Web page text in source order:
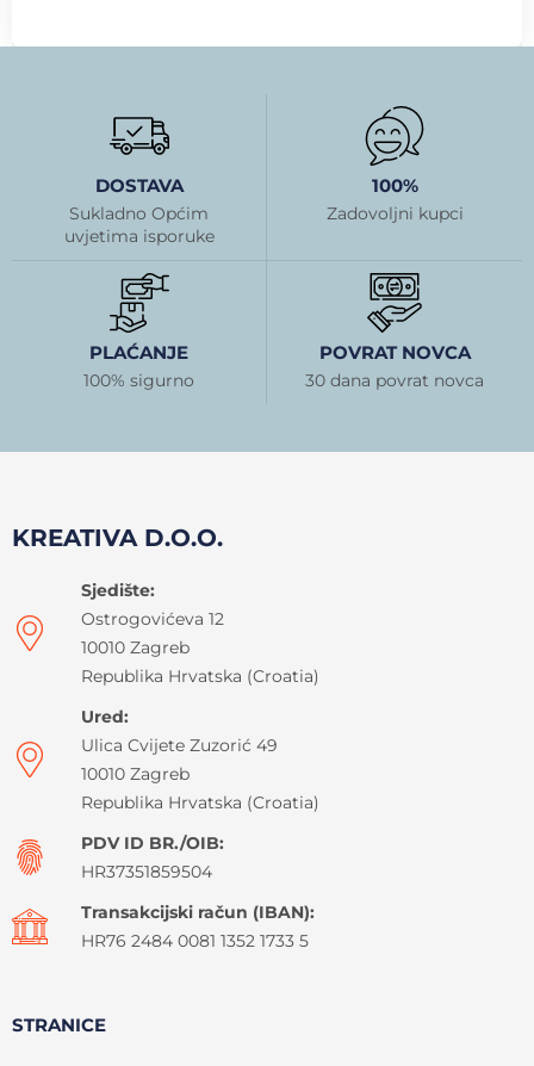
DOSTAVA
Sukladno Općim
uvjetima isporuke
100%
Zadovoljni kupci
PLAĆANJE
100% sigurno
POVRAT NOVCA
30 dana povrat novca
KREATIVA D.O.O.
Sjedište:
Ostrogovićeva 12
10010 Zagreb
Republika Hrvatska (Croatia)
Ured:
Ulica Cvijete Zuzorić 49
10010 Zagreb
Republika Hrvatska (Croatia)
PDV ID BR./OIB:
HR37351859504
Transakcijski račun (IBAN):
HR76 2484 0081 1352 1733 5
STRANICE